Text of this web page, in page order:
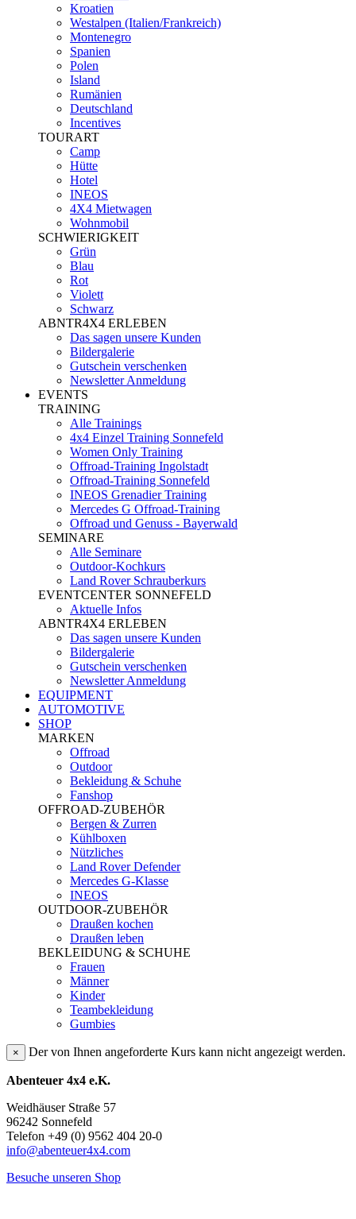
Kroatien
Westalpen (Italien/Frankreich)
Montenegro
Spanien
Polen
Island
Rumänien
Deutschland
Incentives
TOURART
Camp
Hütte
Hotel
INEOS
4X4 Mietwagen
Wohnmobil
SCHWIERIGKEIT
Grün
Blau
Rot
Violett
Schwarz
ABNTR4X4 ERLEBEN
Das sagen unsere Kunden
Bildergalerie
Gutschein verschenken
Newsletter Anmeldung
EVENTS
TRAINING
Alle Trainings
4x4 Einzel Training Sonnefeld
Women Only Training
Offroad-Training Ingolstadt
Offroad-Training Sonnefeld
INEOS Grenadier Training
Mercedes G Offroad-Training
Offroad und Genuss - Bayerwald
SEMINARE
Alle Seminare
Outdoor-Kochkurs
Land Rover Schrauberkurs
EVENTCENTER SONNEFELD
Aktuelle Infos
ABNTR4X4 ERLEBEN
Das sagen unsere Kunden
Bildergalerie
Gutschein verschenken
Newsletter Anmeldung
EQUIPMENT
AUTOMOTIVE
SHOP
MARKEN
Offroad
Outdoor
Bekleidung & Schuhe
Fanshop
OFFROAD-ZUBEHÖR
Bergen & Zurren
Kühlboxen
Nützliches
Land Rover Defender
Mercedes G-Klasse
INEOS
OUTDOOR-ZUBEHÖR
Draußen kochen
Draußen leben
BEKLEIDUNG & SCHUHE
Frauen
Männer
Kinder
Teambekleidung
Gumbies
× Der von Ihnen angeforderte Kurs kann nicht angezeigt werden.
Abenteuer 4x4 e.K.
Weidhäuser Straße 57
96242 Sonnefeld
Telefon +49 (0) 9562 404 20-0
info@abenteuer4x4.com
Besuche unseren Shop